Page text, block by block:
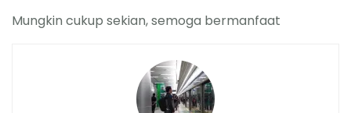
Mungkin cukup sekian, semoga bermanfaat